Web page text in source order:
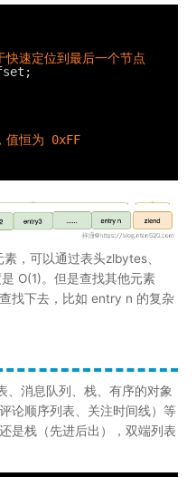
速定位到最后一个节点
值恒为 0xFF
，可以通过表头zlbytes、
O(1)。但是查找其他元素
找下去，比如 entry n 的复杂
、消息队列、栈、有序的对象
论顺序列表、关注时间线）等
是栈（先进后出），双端列表